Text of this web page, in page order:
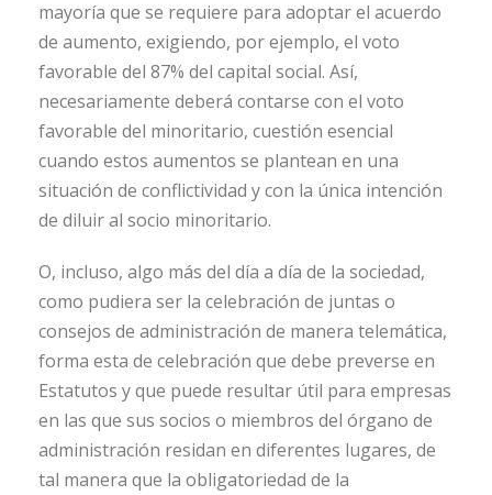
mayoría que se requiere para adoptar el acuerdo
de aumento, exigiendo, por ejemplo, el voto
favorable del 87% del capital social. Así,
necesariamente deberá contarse con el voto
favorable del minoritario, cuestión esencial
cuando estos aumentos se plantean en una
situación de conflictividad y con la única intención
de diluir al socio minoritario.
O, incluso, algo más del día a día de la sociedad,
como pudiera ser la celebración de juntas o
consejos de administración de manera telemática,
forma esta de celebración que debe preverse en
Estatutos y que puede resultar útil para empresas
en las que sus socios o miembros del órgano de
administración residan en diferentes lugares, de
tal manera que la obligatoriedad de la